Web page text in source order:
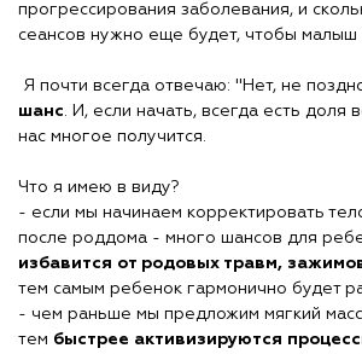
прогрессирования заболевания, и
сеансов нужно еще будет, чтобы малыш
Я почти всегда отвечаю: "Нет, не
шанс. И, если начать, всегда есть доля
нас многое получится.
Что я имею в виду?
- если мы начинаем корректировать
после роддома - много шансов для
избавится от родовых травм,
тем самым ребенок гармонично будет
- чем раньше мы предложим мягкий
тем быстрее активизируются